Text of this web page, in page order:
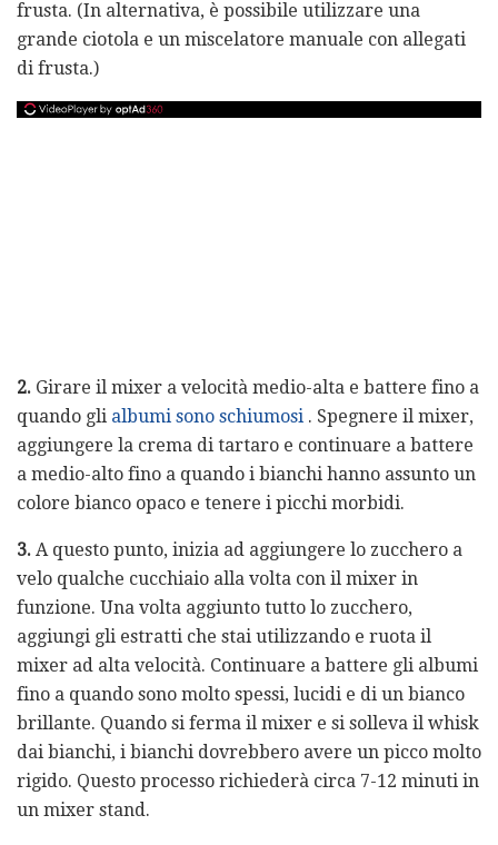
frusta. (In alternativa, è possibile utilizzare una
grande ciotola e un miscelatore manuale con allegati
di frusta.)
2. Girare il mixer a velocità medio-alta e battere fino a
quando gli albumi sono schiumosi . Spegnere il mixer,
aggiungere la crema di tartaro e continuare a battere
a medio-alto fino a quando i bianchi hanno assunto un
colore bianco opaco e tenere i picchi morbidi.
3. A questo punto, inizia ad aggiungere lo zucchero a
velo qualche cucchiaio alla volta con il mixer in
funzione. Una volta aggiunto tutto lo zucchero,
aggiungi gli estratti che stai utilizzando e ruota il
mixer ad alta velocità. Continuare a battere gli albumi
fino a quando sono molto spessi, lucidi e di un bianco
brillante. Quando si ferma il mixer e si solleva il whisk
dai bianchi, i bianchi dovrebbero avere un picco molto
rigido. Questo processo richiederà circa 7-12 minuti in
un mixer stand.